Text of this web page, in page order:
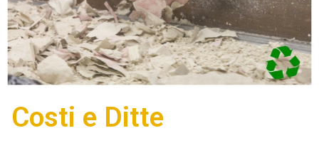
Costi e Ditte